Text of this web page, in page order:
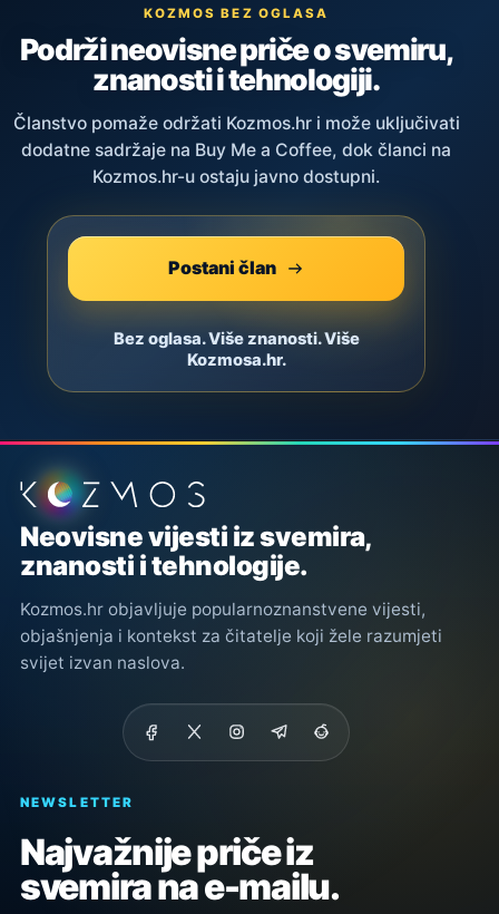
KOZMOS BEZ OGLASA
Podrži neovisne priče o svemiru,
znanosti i tehnologiji.
Članstvo pomaže održati Kozmos.hr i može uključivati
dodatne sadržaje na Buy Me a Coffee, dok članci na
Kozmos.hr-u ostaju javno dostupni.
Postani član
Bez oglasa. Više znanosti. Više
Kozmosa.hr.
Podnožje stranice
Neovisne vijesti iz svemira,
znanosti i tehnologije.
Kozmos.hr objavljuje popularnoznanstvene vijesti,
objašnjenja i kontekst za čitatelje koji žele razumjeti
svijet izvan naslova.
NEWSLETTER
Najvažnije priče iz
svemira na e-mailu.